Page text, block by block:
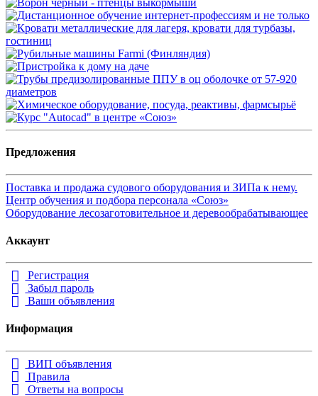
Предложения
Поставка и продажа судового оборудования и ЗИПа к нему.
Центр обучения и подбора персонала «Союз»
Оборудование лесозаготовительное и деревообрабатывающее
Аккаунт
Регистрация
Забыл пароль
Ваши объявления
Информация
ВИП объявления
Правила
Ответы на вопросы